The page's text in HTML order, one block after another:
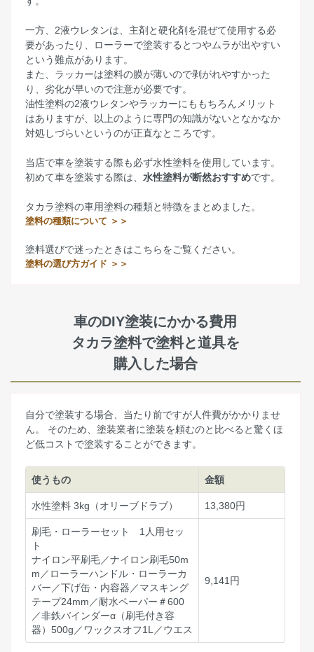
一方、2液ウレタンは、主剤と硬化剤を混ぜて使用する必
要があったり、ローラーで塗装するとつやムラが出やすい
という難点があります。
また、ラッカーは塗料の膜が薄いので剥がれやすかった
り、劣化が早いので注意が必要です。
油性塗料の2液ウレタンやラッカーにももちろんメリット
はありますが、以上のように専門の知識がないとなかなか
対処しづらいというのが正直なところです。
当店で車を塗装する際も必ず水性塗料を使用しています。
初めて車を塗装する際は、 水性塗料が断然おすすめです。
タカラ塗料の車用塗料の種類と特徴をまとめました。
塗料の種類について ＞＞
塗料選びで迷ったときはこちらをご覧ください。
塗料の選び方ガイド ＞＞
車のDIY塗装にかかる費用
タカラ塗料で塗料と道具を
購入した場合
自分で塗装する場合、当たり前ですが人件費がかかりませ
ん。 そのため、塗装業者に塗装を頼むのと比べると驚くほ
ど低コストで塗装することができます。
使うもの 金額
水性塗料 3kg（オリーブドラブ） 13,380円
刷毛・ローラーセット 1人用セッ
ト
ナイロン平刷毛／ナイロン刷毛50m
m／ローラーハンドル・ローラーカ
バー／下げ缶・内容器／マスキング
テープ24mm／耐水ペーパー＃600
／非鉄バインダーα（刷毛付き容
器）500g／ワックスオフ1L／ウエス
9,141円